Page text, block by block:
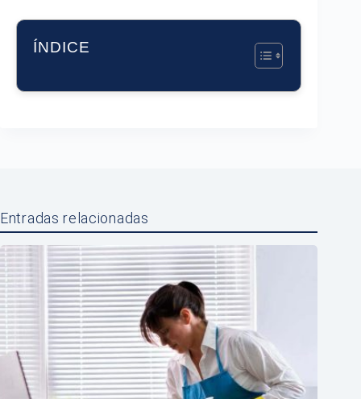
ÍNDICE
Entradas relacionadas